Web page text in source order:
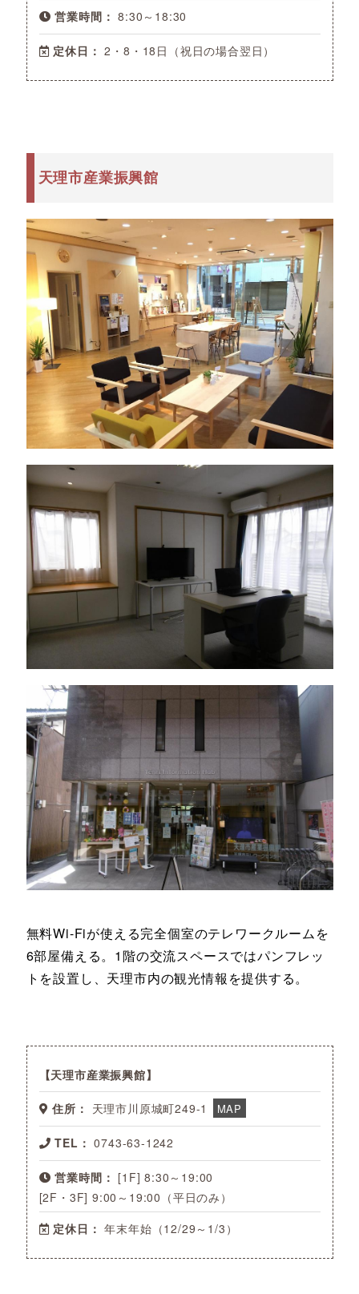
営業時間： 8:30～18:30
定休日： 2・8・18日（祝日の場合翌日）
天理市産業振興館
無料Wi-Fiが使える完全個室のテレワークルームを
6部屋備える。1階の交流スペースではパンフレッ
トを設置し、天理市内の観光情報を提供する。
天理市産業振興館
住所： 天理市川原城町249-1 MAP
TEL： 0743-63-1242
営業時間： [1F] 8:30～19:00
[2F・3F] 9:00～19:00（平日のみ）
定休日： 年末年始（12/29～1/3）